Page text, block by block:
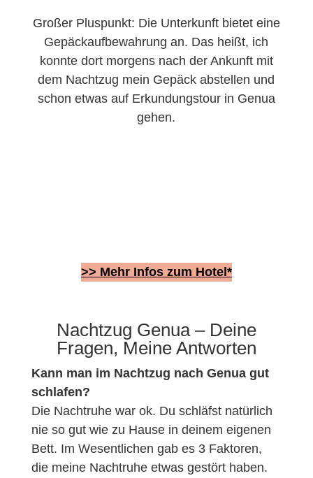
Großer Pluspunkt: Die Unterkunft bietet eine
Gepäckaufbewahrung an. Das heißt, ich
konnte dort morgens nach der Ankunft mit
dem Nachtzug mein Gepäck abstellen und
schon etwas auf Erkundungstour in Genua
gehen.
>> Mehr Infos zum Hotel*
Nachtzug Genua – Deine
Fragen, Meine Antworten
Kann man im Nachtzug nach Genua gut
schlafen?
Die Nachtruhe war ok. Du schläfst natürlich
nie so gut wie zu Hause in deinem eigenen
Bett. Im Wesentlichen gab es 3 Faktoren,
die meine Nachtruhe etwas gestört haben.